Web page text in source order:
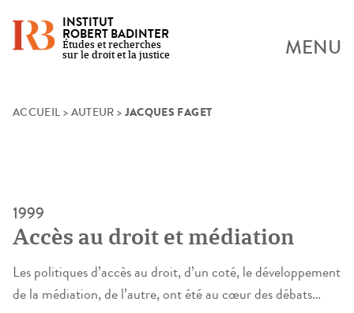
Skip
INSTITUT
ROBERT BADINTER
Études et recherches
sur le droit et la justice
MENU
ACCUEIL > AUTEUR > JACQUES FAGET
1999
Accès au droit et médiation
Les politiques d’accès au droit, d’un coté, le développement
de la médiation, de l’autre, ont été au cœur des débats